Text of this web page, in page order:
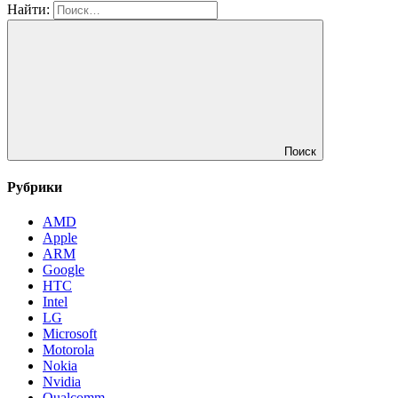
Найти:
Поиск
Рубрики
AMD
Apple
ARM
Google
HTC
Intel
LG
Microsoft
Motorola
Nokia
Nvidia